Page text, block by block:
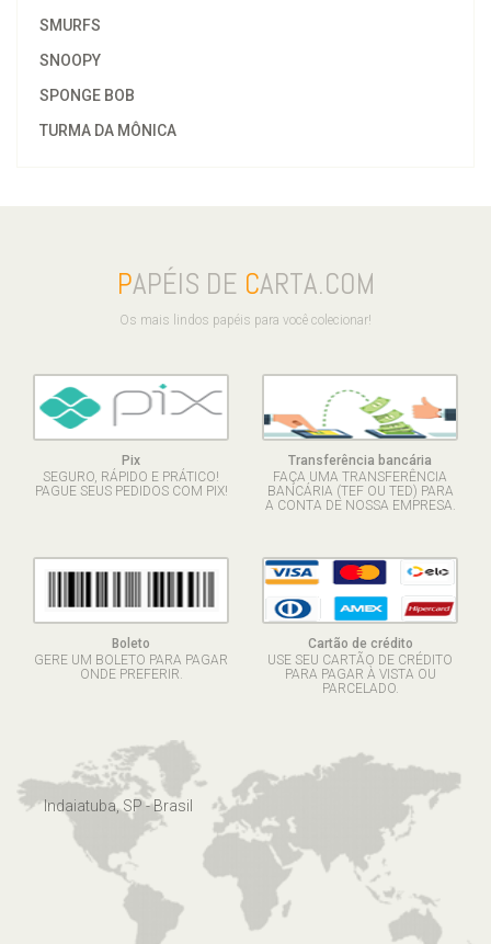
SMURFS
SNOOPY
SPONGE BOB
TURMA DA MÔNICA
PAPÉIS DE CARTA.COM
Os mais lindos papéis para você colecionar!
Pix
SEGURO, RÁPIDO E PRÁTICO!
PAGUE SEUS PEDIDOS COM PIX!
Transferência bancária
FAÇA UMA TRANSFERÊNCIA
BANCÁRIA (TEF OU TED) PARA
A CONTA DE NOSSA EMPRESA.
Boleto
GERE UM BOLETO PARA PAGAR
ONDE PREFERIR.
Cartão de crédito
USE SEU CARTÃO DE CRÉDITO
PARA PAGAR À VISTA OU
PARCELADO.
Indaiatuba, SP - Brasil